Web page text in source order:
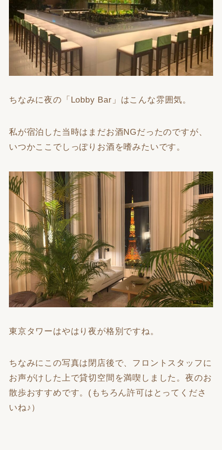
ちなみに夜の「Lobby Bar」はこんな雰囲気。
私が宿泊した当時はまだお酒NGだったのですが、
いつかここでしっぽりお酒を嗜みたいです。
東京タワーはやはり夜が格別ですね。
ちなみにこの写真は閉店後で、フロントスタッフに
お声がけした上で貸切空間を満喫しました。夜のお
散歩おすすめです。(もちろん許可はとってくださ
いね♪）